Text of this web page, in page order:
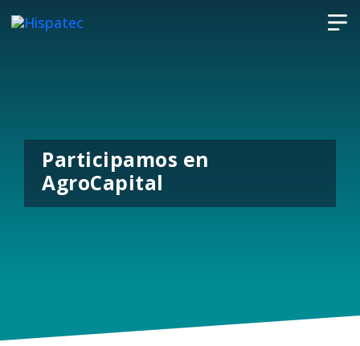
Participamos en
AgroCapital